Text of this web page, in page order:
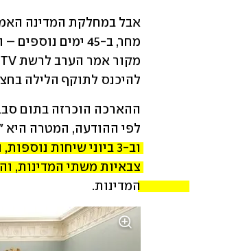
להיכנס לתוקף הלילה בחצות,
לפי ההודעה, המטרה
המדינות.